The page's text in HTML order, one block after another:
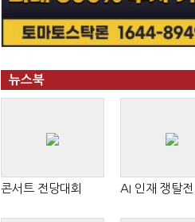
뉴스북
콘서트 전당대회 AI 인재 쟁탈전